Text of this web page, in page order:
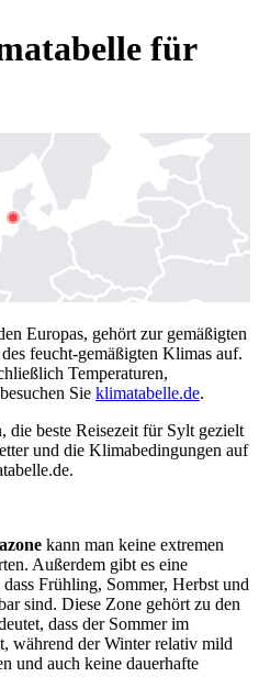
für
Europas, gehört zur gemäßigten
feucht-gemäßigten Klimas auf.
Temperaturen,
Sie klimatabelle.de.
die beste Reisezeit für Sylt gezielt
und die Klimabedingungen auf
kann man keine extremen
Außerdem gibt es eine
Frühling, Sommer, Herbst und
sind. Diese Zone gehört zu den
dass der Sommer im
während der Winter relativ mild
und auch keine dauerhafte